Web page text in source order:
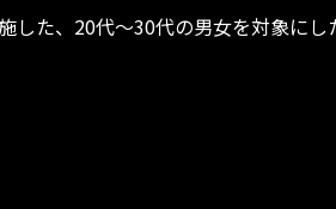
した、20代〜30代の男女を対象に